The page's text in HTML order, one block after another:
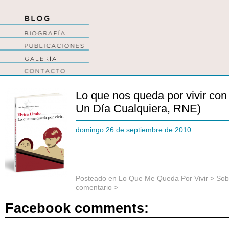
Lo que nos queda por vivir
Un Día Cualquiera, RNE)
domingo 26 de septiembre de 2010
Posteado en Lo Que Me Queda Por Vivir >
comentario >
Facebook comments: